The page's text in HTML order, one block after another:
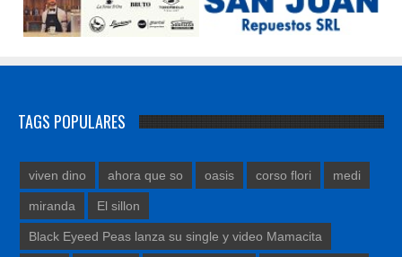
TAGS POPULARES
viven dino ahora que so oasis corso flori medi
miranda El sillon
Black Eyeed Peas lanza su single y video Mamacita